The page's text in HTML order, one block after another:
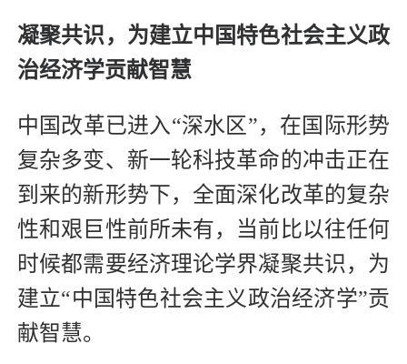
凝聚共识，为建立中国特色社会主义政
治经济学贡献智慧
中国改革已进入“深水区”，在国际形势
复杂多变、新一轮科技革命的冲击正在
到来的新形势下，全面深化改革的复杂
性和艰巨性前所未有，当前比以往任何
时候都需要经济理论学界凝聚共识，为
建立“中国特色社会主义政治经济学”贡
献智慧。